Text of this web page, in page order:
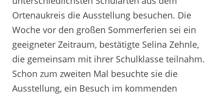
Ortenaukreis die Ausstellung besuchen. Die
Woche vor den großen Sommerferien sei ein
geeigneter Zeitraum, bestätigte Selina Zehnle,
die gemeinsam mit ihrer Schulklasse teilnahm.
Schon zum zweiten Mal besuchte sie die
Ausstellung, ein Besuch im kommenden